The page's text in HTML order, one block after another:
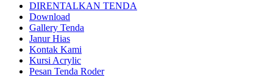
DIRENTALKAN TENDA
Download
Gallery Tenda
Janur Hias
Kontak Kami
Kursi Acrylic
Pesan Tenda Roder